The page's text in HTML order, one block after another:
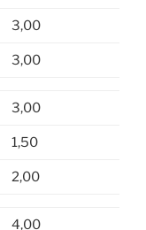
3,00
3,00
3,00
1,50
2,00
4,00